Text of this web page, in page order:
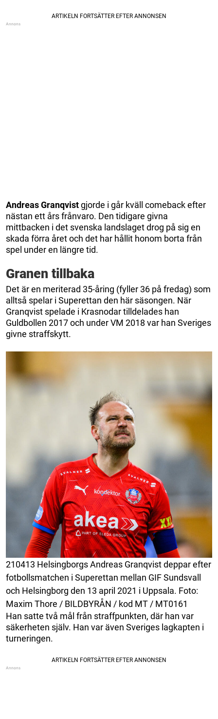
Andreas Granqvistgjorde i går kväll comeback efter
nästan ett års frånvaro. Den tidigare givna
mittbacken i det svenska landslaget drog på sig en
skada förra året och det har hållit honom borta från
spel under en längre tid.
Granen tillbaka
Det är en meriterad 35-åring (fyller 36 på fredag) som
alltså spelar i Superettan den här säsongen. När
Granqvist spelade i Krasnodar tilldelades han
Guldbollen 2017 och under VM 2018 var han Sveriges
givne straffskytt.
210413 Helsingborgs Andreas Granqvist deppar efter
fotbollsmatchen i Superettan mellan GIF Sundsvall
och Helsingborg den 13 april 2021 i Uppsala. Foto:
Maxim Thore / BILDBYRÅN / kod MT / MT0161
Han satte två mål från straffpunkten, där han var
säkerheten själv. Han var även Sveriges lagkapten i
turneringen.